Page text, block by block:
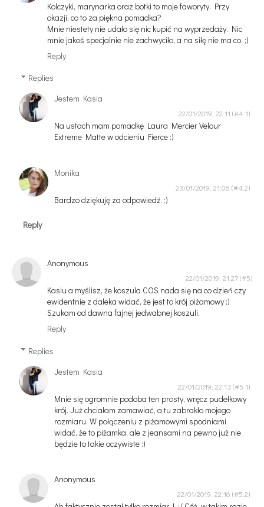
Kolczyki, marynarka oraz botki to moje faworyty. Przy
okazji, co to za piękna pomadka?
Mnie niestety nie udało się nic kupić na wyprzedaży. Nic
mnie jakoś specjalnie nie zachwyciło, a na siłę nie ma co. ;)
Reply
Replies
Jestem Kasia
22/01/2019, 22:11
Na ustach mam pomadkę Laura Mercier Velour
Extreme Matte w odcieniu Fierce :)
Monika
23/01/2019, 21:06
Bardzo dziękuję za odpowiedź. :)
Reply
Anonymous
22/01/2019, 21:27
Kasiu a myślisz, że koszula COS nada się na co dzień czy
ewidentnie z daleka widać, że jest to krój piżamowy ;)
Szukam od dawna fajnej jedwabnej koszuli.
Reply
Replies
Jestem Kasia
22/01/2019, 22:13
Mnie się ogromnie podoba ten prosty, wręcz pudełkowy
krój. Już chciałam zamawiać, a tu zabrakło mojego
rozmiaru. W połączeniu z piżamowymi spodniami
widać, że to piżamka, ale z jeansami na pewno już nie
będzie to takie oczywiste :)
Anonymous
22/01/2019, 22:16